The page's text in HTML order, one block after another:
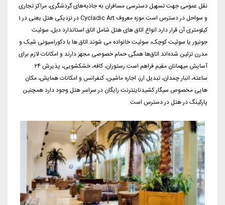
نقل عمومی جهتتسهیل دسترسی مسافران به جاذبه‌های گردشگری، مراکز تجاری
و سواحل در دسترس است.موزه معروف
Cycladic Art در نزدیکی هتل یعنی در 1
کیلومتری آن قرار دارد.انواع اتاق های هتل شامل اتاق استاندارد دبل، سوئیت
جونیور یا سوئیت کوچک، سوئیت خانواده می شوند.اتاق ها با دکوراسیونی شیک و
مدرن تزئین شده‌اند.اتاق‌ها همگی حمام خصوصی مجهز دارند و امکانات لازم برای
آسایش میهمانان مقیم فراهم است.رستوران، کافه، خشکشویی، پذیرش ۲۴
ساعته، انبار چمدان، تبدیل ارز، اجاره ماشین، کنفرانس و امکانات همایش، مکان
هایی مخصوص سیگار کشیدناینترنت رایگان در سراسر هتل وجود دارد همچنین
پارکینگ در هتل در دسترس است.